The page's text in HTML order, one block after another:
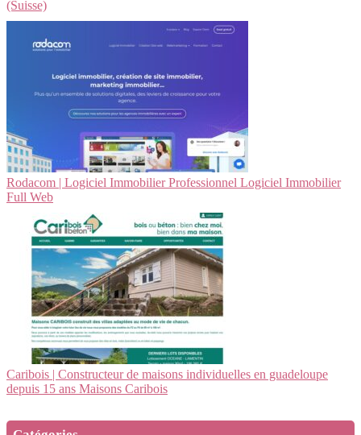
(Suisse)
Rodacom | Logiciel Immobilier Profes­sion­nel Logiciel Immobilier
Full Web
Caribois | Constructeur de maisons in­divi­duel­les en guadeloupe
depuis 15 ans Maisons Caribois